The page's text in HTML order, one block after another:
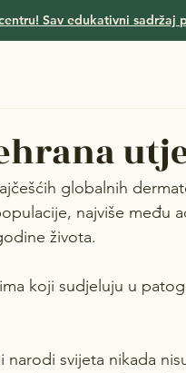
Sav edukativni
globalnih
najviše među
života.
koji sudjeluju u
narodi svijeta nikada